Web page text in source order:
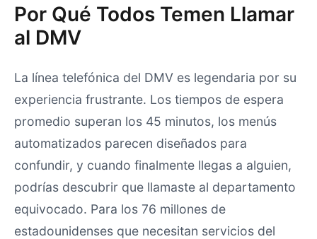
Por Qué Todos Temen Llamar
al DMV
La línea telefónica del DMV es legendaria por su
experiencia frustrante. Los tiempos de espera
promedio superan los 45 minutos, los menús
automatizados parecen diseñados para
confundir, y cuando finalmente llegas a alguien,
podrías descubrir que llamaste al departamento
equivocado. Para los 76 millones de
estadounidenses que necesitan servicios del